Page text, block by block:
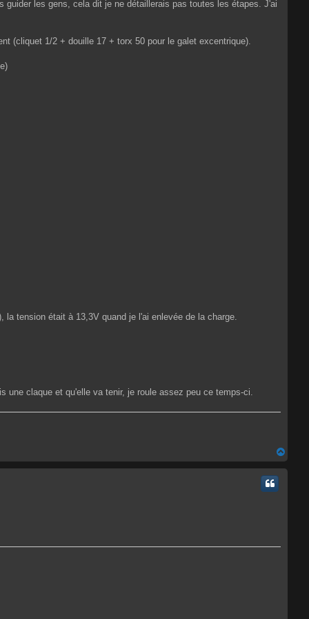
les gens, cela dit je ne détaillerais pas toutes les étapes. J'ai
(cliquet 1/2 + douille 17 + torx 50 pour le galet excentrique).
tension était à 13,3V quand je l'ai enlevée de la charge.
claque et qu'elle va tenir, je roule assez peu ce temps-ci.